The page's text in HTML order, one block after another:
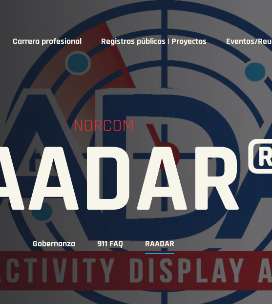
Carrera profesional Registros públicos | Proyectos Eventos/
NORCOM
Gobernanza 911 FAQ RAADAR